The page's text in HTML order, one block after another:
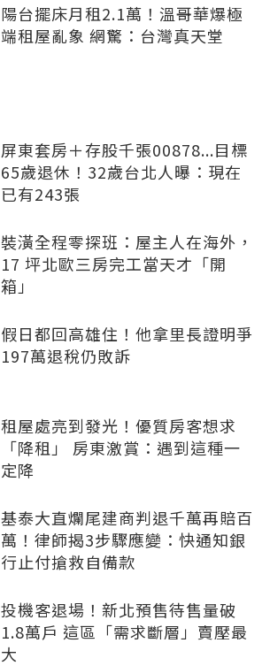
陽台擺床月租2.1萬！溫哥華爆極
端租屋亂象 網驚：台灣真天堂
屏東套房＋存股千張00878...目標
65歲退休！32歲台北人曝：現在
已有243張
裝潢全程零探班：屋主人在海外，
17 坪北歐三房完工當天才「開
箱」
假日都回高雄住！他拿里長證明爭
197萬退稅仍敗訴
租屋處亮到發光！優質房客想求
「降租」 房東激賞：遇到這種一
定降
基泰大直爛尾建商判退千萬再賠百
萬！律師揭3步驟應變：快通知銀
行止付搶救自備款
投機客退場！新北預售待售量破
1.8萬戶 這區「需求斷層」賣壓最
大